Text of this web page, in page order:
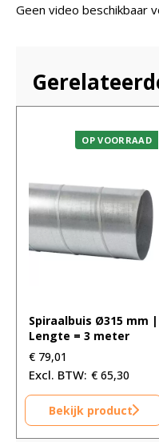
Geen video beschikbaar
OP VOORRAAD
Spiraalbuis Ø315 mm |
Lengte = 3 meter
€ 79,01
€ 65,30
Bekijk product